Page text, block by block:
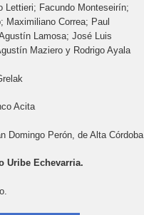
Lettieri; Facundo Monteseirín;
Maximiliano Correa; Paul
Lamosa; José Luis
Maziero y Rodrigo Ayala
Acita
Domingo Perón, de Alta Córdoba.
Uribe Echevarria.